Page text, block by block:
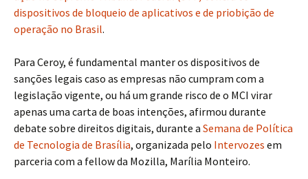
dispositivos de bloqueio de aplicativos e de priobição de
operação no Brasil.
Para Ceroy, é fundamental manter os dispositivos de
sanções legais caso as empresas não cumpram com a
legislação vigente, ou há um grande risco de o MCI virar
apenas uma carta de boas intenções, afirmou durante
debate sobre direitos digitais, durante a Semana de Política
de Tecnologia de Brasília, organizada pelo Intervozes em
parceria com a fellow da Mozilla, Marília Monteiro.